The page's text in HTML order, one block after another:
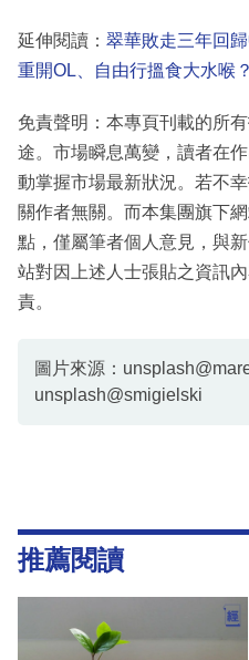
延伸閱讀： 翠華敗走三年回
重開OL、自由行搵食大水喉？
免責聲明：本專頁刊載的所
途。市場瞬息萬變，讀者在
動掌握市場最新狀況。若不
關作者無關。而本集團旗下
點，僅屬筆者個人意見，與
站對因上述人士張貼之資訊
責。
圖片來源：
unsplash@smigielski
推薦閱讀